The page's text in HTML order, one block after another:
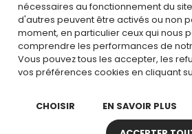
Abonnez-vous à nos dernières
Rejoignez
nécessaires au fonctionnement du
d'autres peuvent être activés ou non
moment, en particulier ceux qui nous
comprendre les performances de
Vous pouvez tous les accepter, les
vos préférences cookies en cliquant
CHOISIR EN SAVOIR PLUS